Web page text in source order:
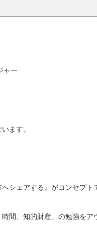
ャー
ます。
シェアする』がコンセプト
間、知的財産」の勉強をア